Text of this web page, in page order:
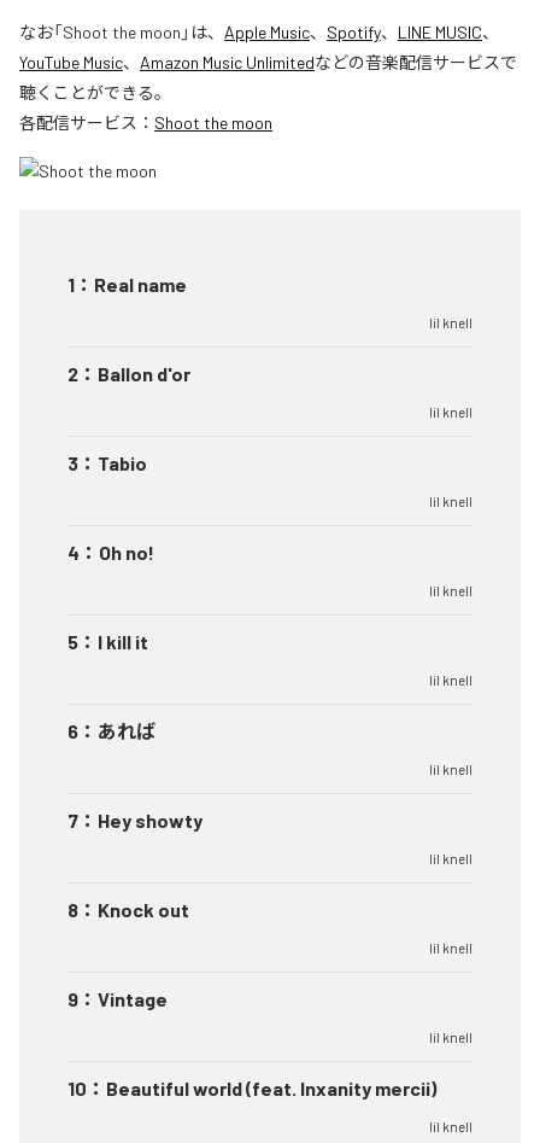
なお「Shoot the moon 」は、 Apple Music、 Spotify、 LINE MUSIC、
YouTube Music、 Amazon Music Unlimitedなどの音楽配信サービスで
聴くことができる。
各配信サービス： Shoot the moon
1 ： Real name
lil knell
2 ： Ballon d'or
lil knell
3 ： Tabio
lil knell
4 ： Oh no!
lil knell
5 ： I kill it
lil knell
6 ： あれば
lil knell
7 ： Hey showty
lil knell
8 ： Knock out
lil knell
9 ： Vintage
lil knell
10 ： Beautiful world (feat. Inxanity mercii)
lil knell